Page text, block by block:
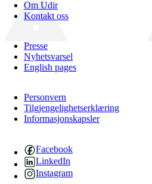
Om Udir
Kontakt oss
Presse
Nyhetsvarsel
English pages
Personvern
Tilgjengelighetserklæring
Informasjonskapsler
Facebook
LinkedIn
Instagram